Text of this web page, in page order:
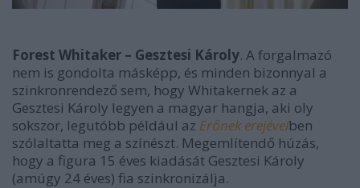
Forest Whitaker – Gesztesi Károly. A forgalmazó
nem is gondolta másképp, és minden bizonnyal a
szinkronrendező sem, hogy Whitakernek az a
Gesztesi Károly legyen a magyar hangja, aki oly
sokszor, legutóbb például az Erőnek erejévelben
szólaltatta meg a színészt. Megemlítendő húzás,
hogy a figura 15 éves kiadását Gesztesi Károly
(amúgy 24 éves) fia szinkronizálja.